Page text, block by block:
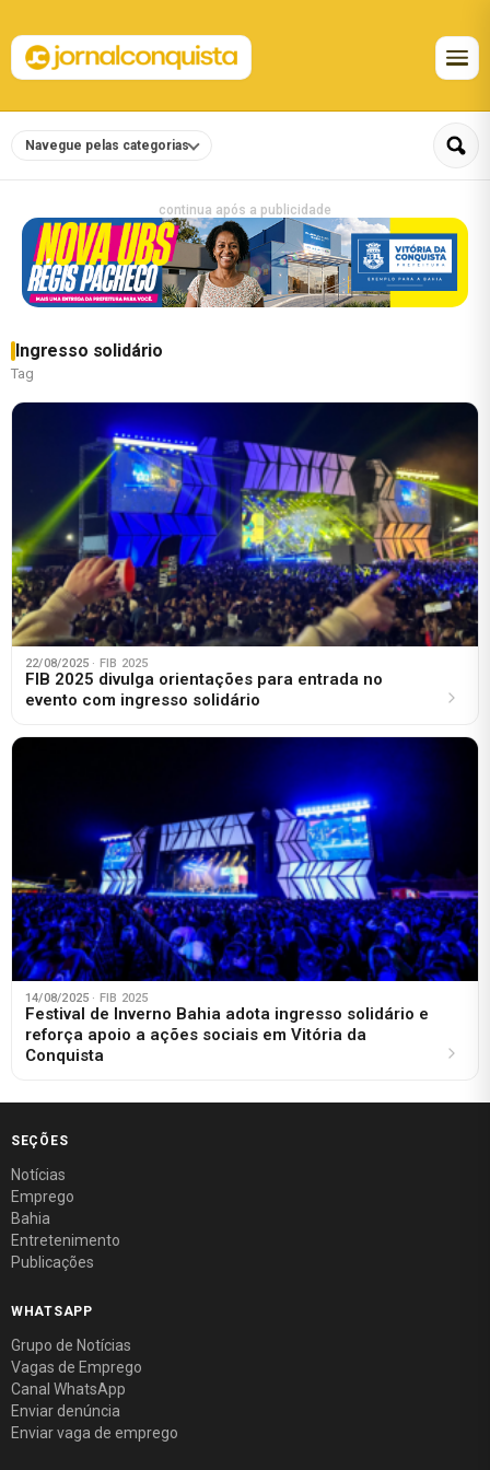
Navegue pelas categorias
continua após a publicidade
Ingresso solidário
Tag
22/08/2025 · FIB 2025
FIB 2025 divulga orientações para entrada no
evento com ingresso solidário
14/08/2025 · FIB 2025
Festival de Inverno Bahia adota ingresso solidário e
reforça apoio a ações sociais em Vitória da
Conquista
SEÇÕES
Notícias
Emprego
Bahia
Entretenimento
Publicações
WHATSAPP
Grupo de Notícias
Vagas de Emprego
Canal WhatsApp
Enviar denúncia
Enviar vaga de emprego